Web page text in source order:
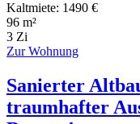
Kaltmiete: 1490 €
96 m²
3 Zi
Zur Wohnung
Sanierter
traumhafter